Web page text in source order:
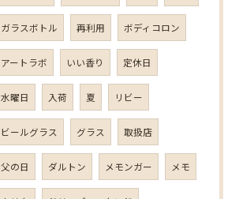
ガラスボトル 再利用 ボディコロン
アートラボ いい香り 定休日
水曜日 入荷 夏 リビー
ビールグラス グラス 取扱店
父の日 ダルトン メモンガー メモ